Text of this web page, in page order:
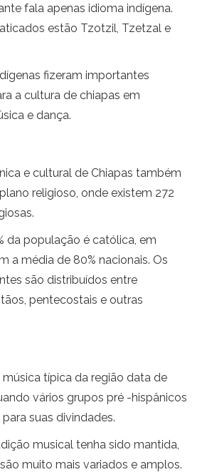
fala apenas idioma indígena.
estão Tzotzil, Tzetzal e
fizeram importantes
a cultura de chiapas em
e dança.
e cultural de Chiapas também
religioso, onde existem 272
da população é católica, em
a média de 80% nacionais. Os
são distribuídos entre
pentecostais e outras
música típica da região data de
vários grupos pré -hispânicos
suas divindades.
musical tenha sido mantida,
muito mais variados e amplos.